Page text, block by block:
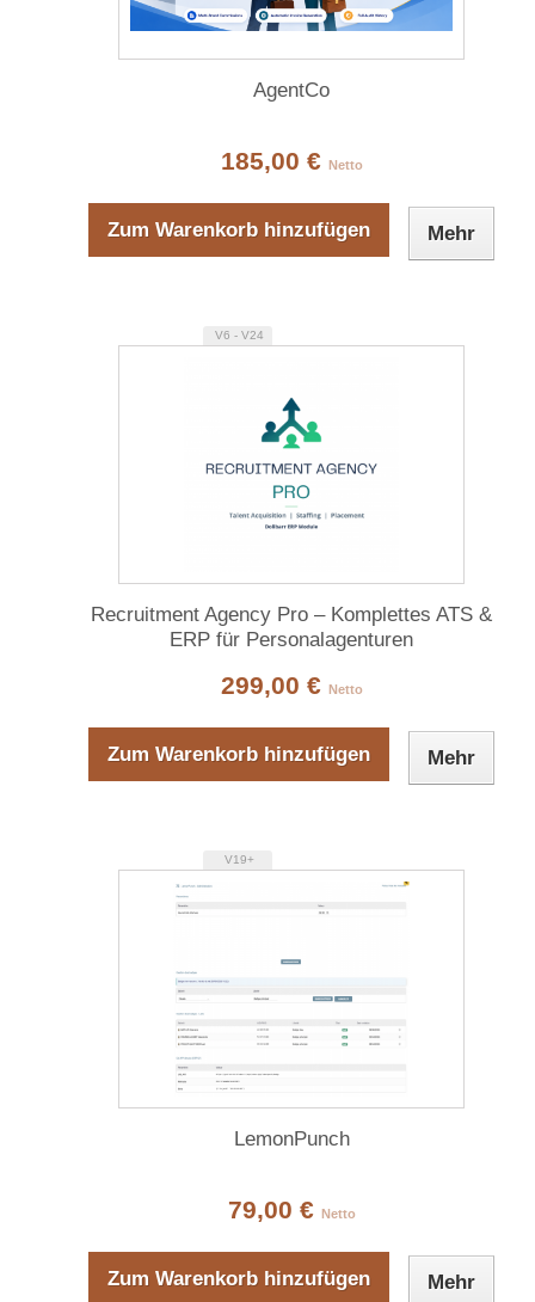
AgentCo
185,00 € Netto
Zum Warenkorb hinzufügen Mehr
V6 - V24
Recruitment Agency Pro – Komplettes ATS &
ERP für Personalagenturen
299,00 € Netto
Zum Warenkorb hinzufügen Mehr
V19+
LemonPunch
79,00 € Netto
Zum Warenkorb hinzufügen Mehr